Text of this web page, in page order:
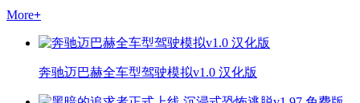
More+
奔驰迈巴赫全车型驾驶模拟v1.0 汉化版